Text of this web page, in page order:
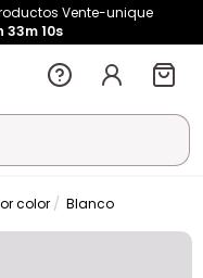
Vente-unique
33m 09s
color Blanco